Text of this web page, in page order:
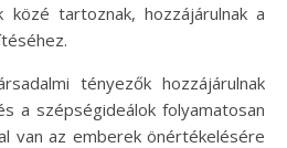
közé tartoznak, hozzájárulnak a
tényezők hozzájárulnak
a szépségideálok folyamatosan
van az emberek önértékelésére